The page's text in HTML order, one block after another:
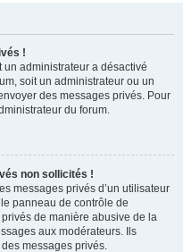
!
un administrateur a désactivé
soit un administrateur ou un
des messages privés. Pour
du forum.
non sollicités !
messages privés d’un utilisateur
panneau de contrôle de
privés de manière abusive de la
aux modérateurs. Ils
messages privés.